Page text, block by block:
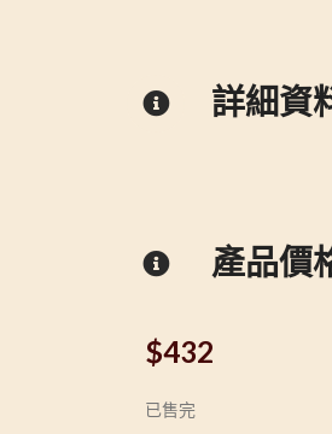
詳細資
產品價
$432
已售完